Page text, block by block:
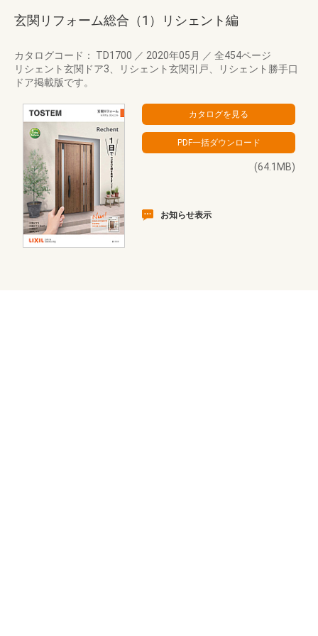
玄関リフォーム総合（1）リシェント編
カタログコード： TD1700 ／ 2020年05月 ／ 全454ページ
リシェント玄関ドア3、リシェント玄関引戸、リシェント勝手口
ドア掲載版です。
(64.1MB)
お知らせ表示